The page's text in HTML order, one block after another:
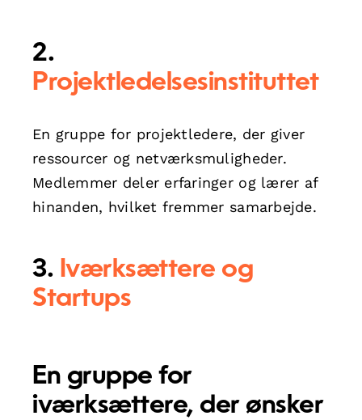
2.
Projektledelsesinstituttet
En gruppe for projektledere, der giver
ressourcer og netværksmuligheder.
Medlemmer deler erfaringer og lærer af
hinanden, hvilket fremmer samarbejde.
3. Iværksættere og
Startups
En gruppe for
iværksættere, der ønsker